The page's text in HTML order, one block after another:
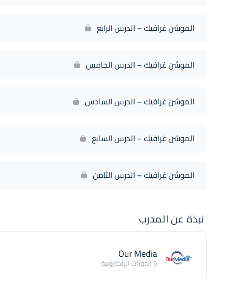
الموشن غرافيك – الدرس الرابع
الموشن غرافيك – الدرس الخامس
الموشن غرافيك – الدرس السادس
الموشن غرافيك – الدرس السابع
الموشن غرافيك – الدرس الثامن
نبذة عن المدرب
Our Media
5 الدورات الإلكترونية